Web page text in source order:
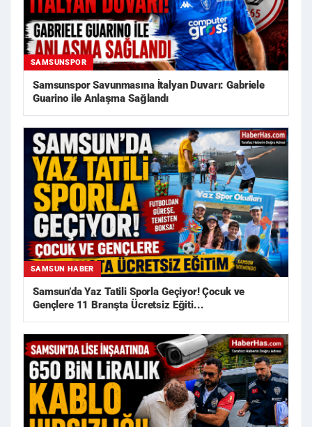
SAMSUNSPOR
Samsunspor Savunmasına İtalyan Duvarı: Gabriele
Guarino ile Anlaşma Sağlandı
SAMSUN HABER
Samsun’da Yaz Tatili Sporla Geçiyor! Çocuk ve
Gençlere 11 Branşta Ücretsiz Eğiti...